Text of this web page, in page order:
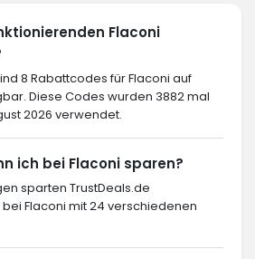
Flaconi
8 Rabattcodes für Flaconi auf
Diese Codes wurden 3882 mal
2026 verwendet.
ich bei Flaconi sparen?
sparten TrustDeals.de
Flaconi mit 24 verschiedenen